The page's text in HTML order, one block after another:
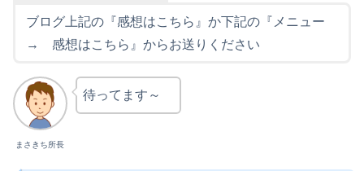
ブログ上記の『感想はこちら』か下記の『メニュー
→ 感想はこちら』からお送りください
まさきち所長
待ってます～